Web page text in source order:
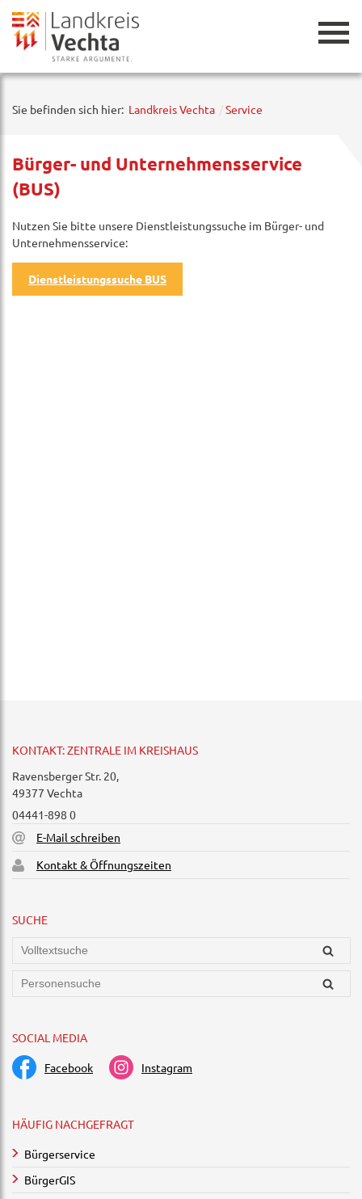
Sie befinden sich hier: Landkreis Vechta Service
Bürger- und Unternehmensservice
(BUS)
Nutzen Sie bitte unsere Dienstleistungssuche im Bürger- und
Unternehmensservice:
Dienstleistungssuche BUS
KONTAKT: ZENTRALE IM KREISHAUS
Ravensberger Str. 20,
49377 Vechta
04441-898 0
E-Mail schreiben
Kontakt & Öffnungszeiten
SUCHE
SOCIAL MEDIA
Facebook Instagram
HÄUFIG NACHGEFRAGT
Bürgerservice
BürgerGIS